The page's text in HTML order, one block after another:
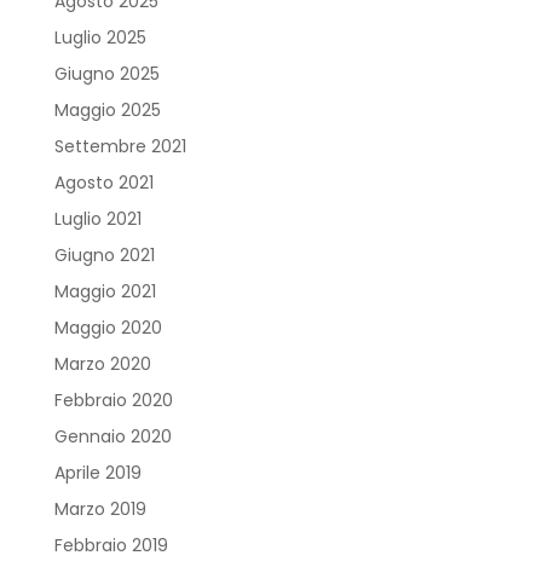
Luglio 2025
Giugno 2025
Maggio 2025
Settembre 2021
Agosto 2021
Luglio 2021
Giugno 2021
Maggio 2021
Maggio 2020
Marzo 2020
Febbraio 2020
Gennaio 2020
Aprile 2019
Marzo 2019
Febbraio 2019